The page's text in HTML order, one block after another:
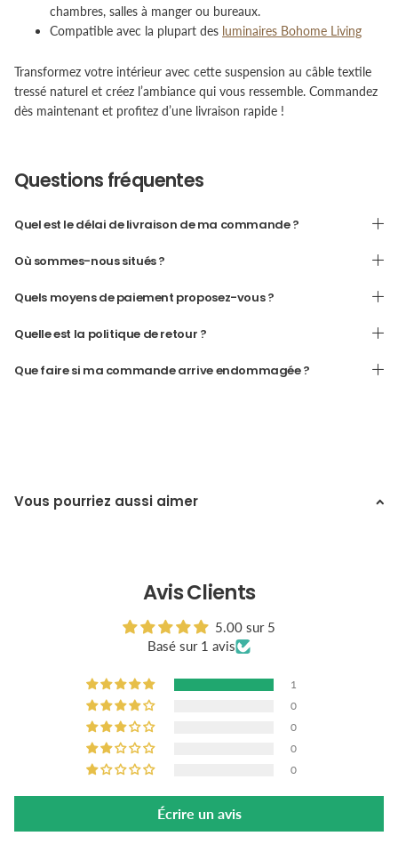
chambres, salles à manger ou bureaux.
Compatible avec la plupart des luminaires Bohome Living
Transformez votre intérieur avec cette suspension au câble textile
tressé naturel et créez l’ambiance qui vous ressemble. Commandez
dès maintenant et profitez d’une livraison rapide !
Questions fréquentes
Quel est le délai de livraison de ma commande ?
Où sommes-nous situés ?
Quels moyens de paiement proposez-vous ?
Quelle est la politique de retour ?
Que faire si ma commande arrive endommagée ?
Vous pourriez aussi aimer
Avis Clients
5.00 sur 5
Basé sur 1 avis
1
0
0
0
0
Écrire un avis